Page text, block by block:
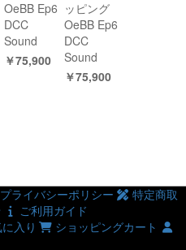
OeBB Ep6
DCC
Sound
￥75,900
ッピング
OeBB Ep6
DCC
Sound
￥75,900
プライバシーポリシー
特定商取
ご利用ガイド
入り
ショッピングカート